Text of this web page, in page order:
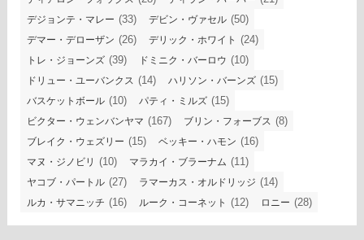
デジョンテ・マレー (33) デビン・ヴァセル (50)
デマー・デローザン (26) デリック・ホワイト (24)
トレ・ジョーンズ (39) ドミニク・バーロウ (10)
ドリュー・ユーバンクス (14) ハリソン・バーンズ (15)
バスケットボール (10) パティ・ミルズ (15)
ビクター・ウェンバンヤマ (167) ブリン・フォーブス (8)
ブレイク・ウェズリー (15) ベッキー・ハモン (16)
マヌ・ジノビリ (10) マラカイ・ブラーナム (11)
ヤコブ・パートル (27) ラマーカス・オルドリッジ (14)
ルカ・サマニッチ (16) ルーク・コーネット (12) ロニー (28)